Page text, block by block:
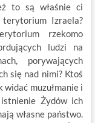
to są właśnie ci
terytorium Izraela?
rzekomo
ludzi na
porywających
się nad nimi? Ktoś
muzułmanie i
Żydów ich
własne państwo.